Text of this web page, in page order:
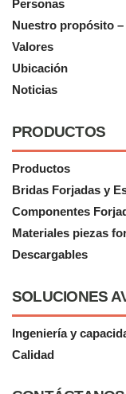
Personas
Nuestro propósito
Valores
Ubicación
Noticias
PRODUCTOS
Productos
Bridas Forjadas y
Componentes
Materiales piezas
Descargables
SOLUCIONES
Ingeniería y
Calidad